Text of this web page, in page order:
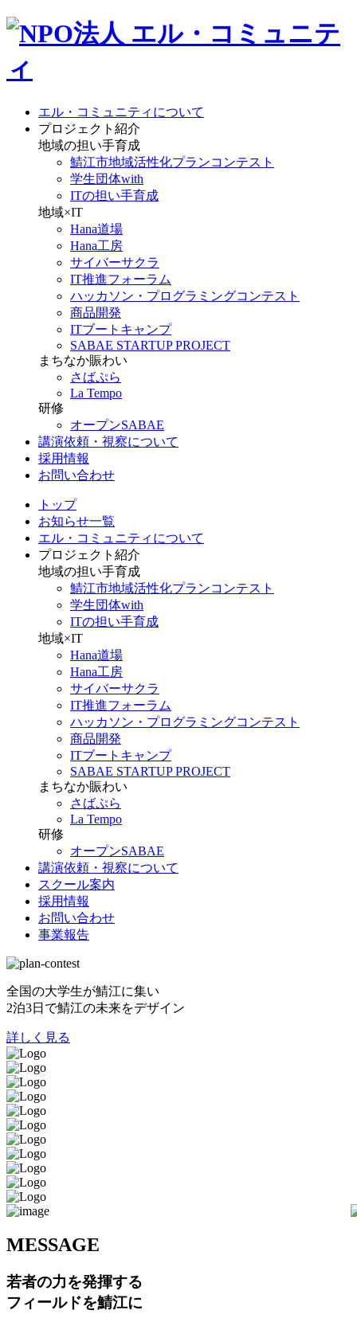
エル・コミュニティについて
プロジェクト紹介
地域の担い手育成
鯖江市地域活性化プランコンテスト
学生団体with
ITの担い手育成
地域×IT
Hana道場
Hana工房
サイバーサクラ
IT推進フォーラム
ハッカソン・プログラミングコンテスト
商品開発
ITブートキャンプ
SABAE STARTUP PROJECT
まちなか賑わい
さばぷら
La Tempo
研修
オープンSABAE
講演依頼・視察について
採用情報
お問い合わせ
トップ
お知らせ一覧
エル・コミュニティについて
プロジェクト紹介
地域の担い手育成
鯖江市地域活性化プランコンテスト
学生団体with
ITの担い手育成
地域×IT
Hana道場
Hana工房
サイバーサクラ
IT推進フォーラム
ハッカソン・プログラミングコンテスト
商品開発
ITブートキャンプ
SABAE STARTUP PROJECT
まちなか賑わい
さばぷら
La Tempo
研修
オープンSABAE
講演依頼・視察について
スクール案内
採用情報
お問い合わせ
事業報告
全国の大学生が鯖江に集い
2泊3日で鯖江の未来をデザイン
詳しく見る
MESSAGE
若者の力を発揮する
フィールドを鯖江に